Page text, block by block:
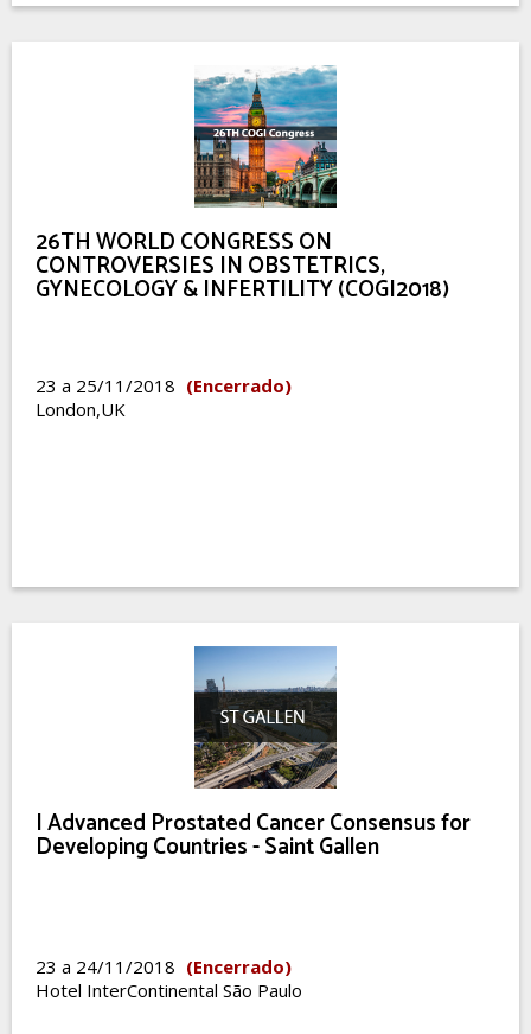
26TH WORLD CONGRESS ON
CONTROVERSIES IN OBSTETRICS,
GYNECOLOGY & INFERTILITY (COGI2018)
23 a 25/11/2018 (Encerrado)
London,UK
I Advanced Prostated Cancer Consensus for
Developing Countries - Saint Gallen
23 a 24/11/2018 (Encerrado)
Hotel InterContinental São Paulo